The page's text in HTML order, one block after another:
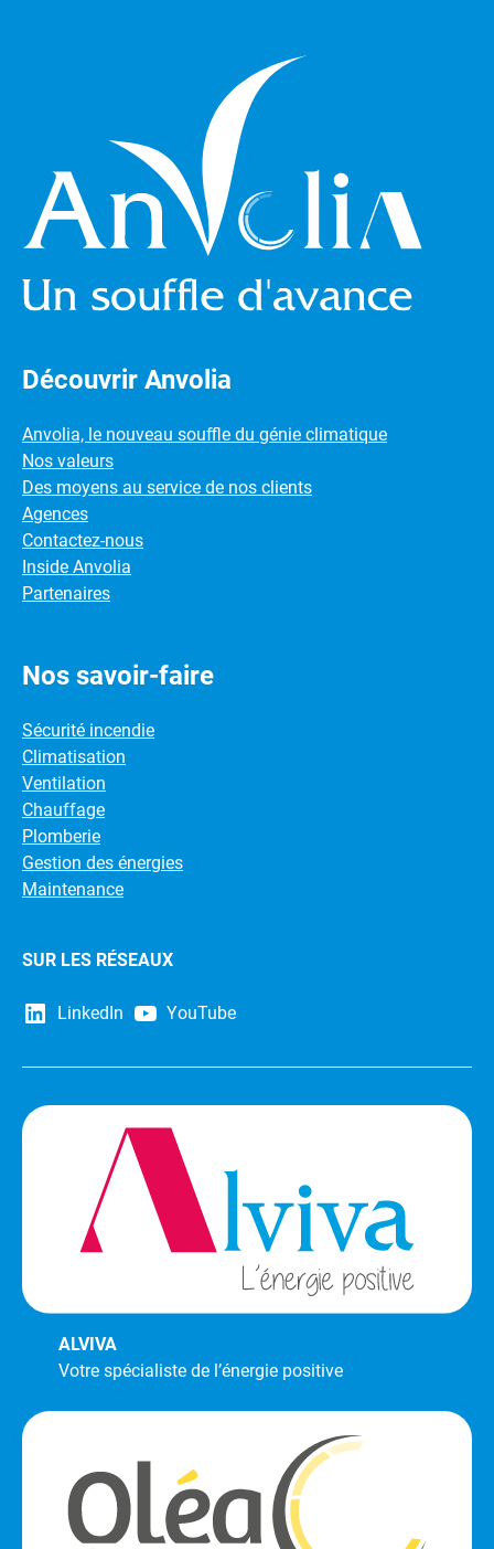
Découvrir Anvolia
Anvolia, le nouveau souffle du génie climatique
Nos valeurs
Des moyens au service de nos clients
Agences
Contactez-nous
Inside Anvolia
Partenaires
Nos savoir-faire
Sécurité incendie
Climatisation
Ventilation
Chauffage
Plomberie
Gestion des énergies
Maintenance
SUR LES RÉSEAUX
LinkedIn YouTube
ALVIVA
Votre spécialiste de l’énergie positive